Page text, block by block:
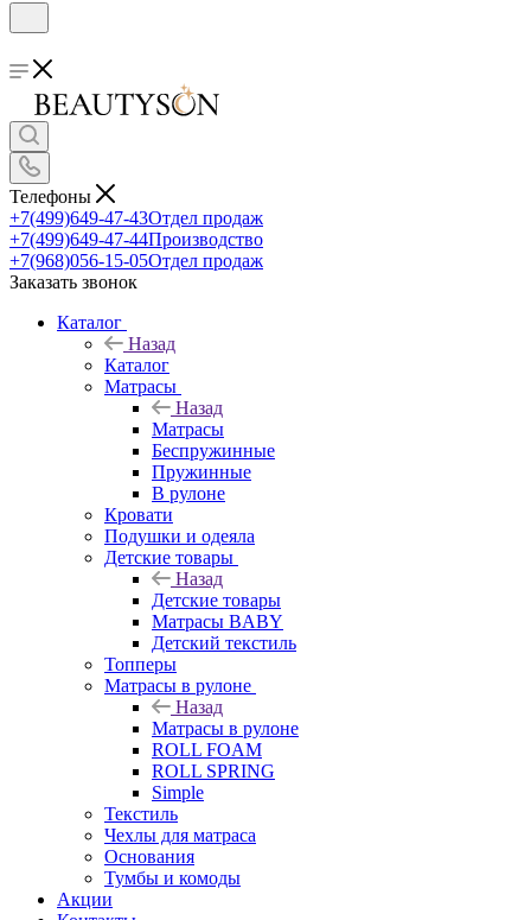
Телефоны
+7(499)649-47-43Отдел продаж
+7(499)649-47-44Производство
+7(968)056-15-05Отдел продаж
Заказать звонок
Каталог
Назад
Каталог
Матрасы
Назад
Матрасы
Беспружинные
Пружинные
В рулоне
Кровати
Подушки и одеяла
Детские товары
Назад
Детские товары
Матрасы BABY
Детский текстиль
Топперы
Матрасы в рулоне
Назад
Матрасы в рулоне
ROLL FOAM
ROLL SPRING
Simple
Текстиль
Чехлы для матраса
Основания
Тумбы и комоды
Акции